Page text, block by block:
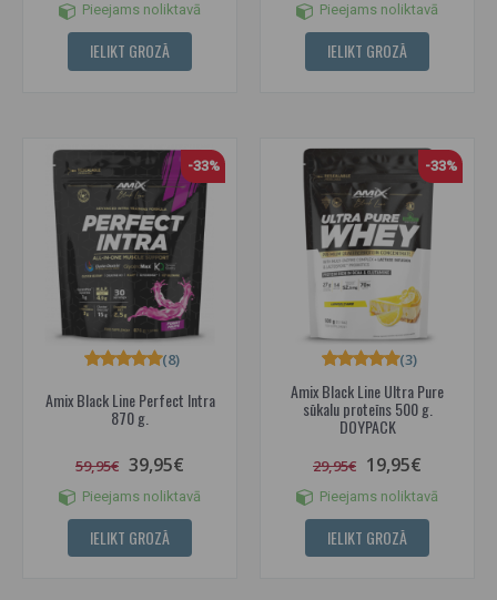
Pieejams noliktavā
IELIKT GROZĀ
Pieejams noliktavā
IELIKT GROZĀ
-33%
Amix Black Line Perfect Intra
870 g.
(8)
59,95€ 39,95€
Pieejams noliktavā
IELIKT GROZĀ
-33%
Amix Black Line Ultra Pure
sūkalu proteīns 500 g.
DOYPACK
(3)
29,95€ 19,95€
Pieejams noliktavā
IELIKT GROZĀ